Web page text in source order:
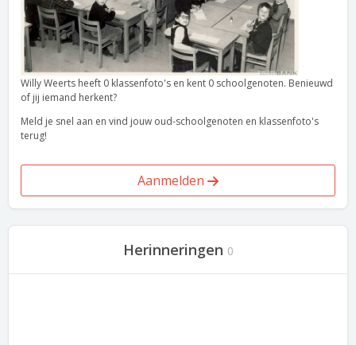
Willy Weerts heeft 0 klassenfoto's en kent 0 schoolgenoten. Benieuwd
of jij iemand herkent?
Meld je snel aan en vind jouw oud-schoolgenoten en klassenfoto's
terug!
Aanmelden
Herinneringen 0